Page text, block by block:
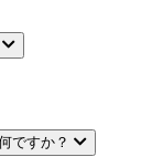
ですか？